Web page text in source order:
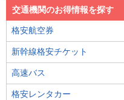
交通機関のお得情報を探す
格安航空券
新幹線格安チケット
高速バス
格安レンタカー